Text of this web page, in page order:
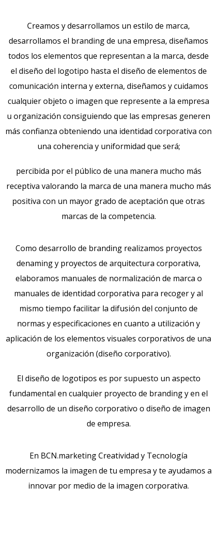
Creamos y desarrollamos un estilo de marca,
desarrollamos el branding de una empresa, diseñamos
todos los elementos que representan a la marca, desde
el diseño del logotipo hasta el diseño de elementos de
comunicación interna y externa, diseñamos y cuidamos
cualquier objeto o imagen que represente a la empresa
u organización consiguiendo que las empresas generen
más confianza obteniendo una identidad corporativa con
una coherencia y uniformidad que será;
percibida por el público de una manera mucho más
receptiva valorando la marca de una manera mucho más
positiva con un mayor grado de aceptación que otras
marcas de la competencia.
Como desarrollo de branding realizamos proyectos
denaming y proyectos de arquitectura corporativa,
elaboramos manuales de normalización de marca o
manuales de identidad corporativa para recoger y al
mismo tiempo facilitar la difusión del conjunto de
normas y especificaciones en cuanto a utilización y
aplicación de los elementos visuales corporativos de una
organización (diseño corporativo).
El diseño de logotipos es por supuesto un aspecto
fundamental en cualquier proyecto de branding y en el
desarrollo de un diseño corporativo o diseño de imagen
de empresa.
En BCN.marketing Creatividad y Tecnología
modernizamos la imagen de tu empresa y te ayudamos a
innovar por medio de la imagen corporativa.